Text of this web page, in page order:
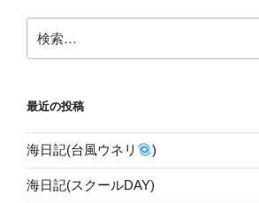
ー
ジ
り
索:
最近の投稿
海日記(台風ウネリ )
海日記(スクールDAY)